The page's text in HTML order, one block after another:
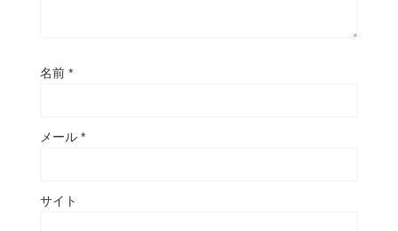
名前 *
メール *
サイト